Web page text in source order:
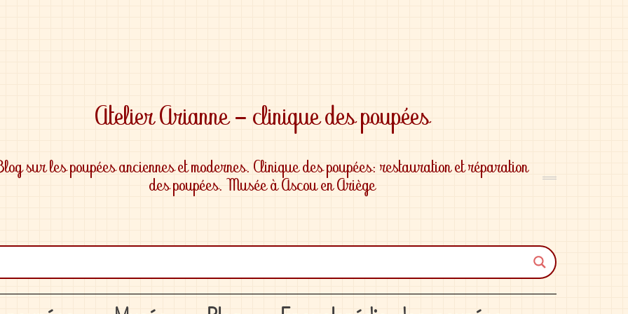
sur les poupées anciennes et modernes. Clinique des poupées: restauration et réparation
des poupées. Musée à Ascou en Ariège